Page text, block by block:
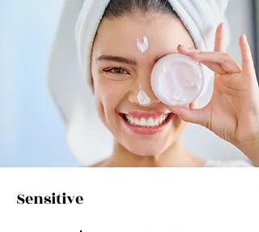
Sensitive